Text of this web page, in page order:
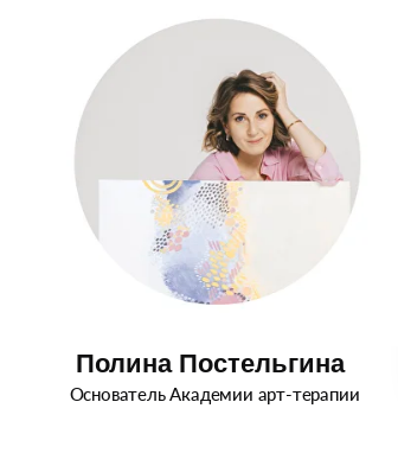
Полина Постельгина
Основатель Академии арт-терапии